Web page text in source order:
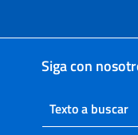
Siga con
Buscar en el sitio